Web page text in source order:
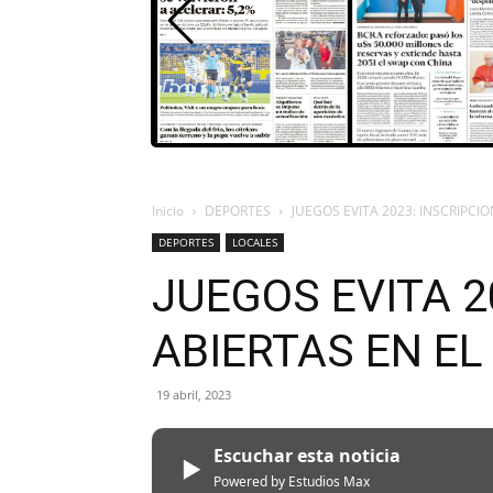
Inicio DEPORTES JUEGOS EVITA 2023:
DEPORTES LOCALES
JUEGOS EVITA
ABIERTAS EN
19 abril, 2023
▶ Escuchar esta noticia
Powered by Estudios Max